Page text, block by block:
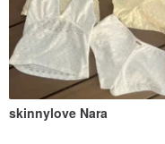
skinnylove Nara